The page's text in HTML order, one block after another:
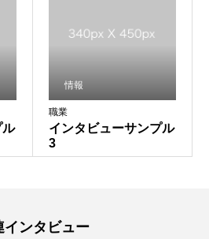
ル
職業
インタビューサンプル
3
情報
インタビュー